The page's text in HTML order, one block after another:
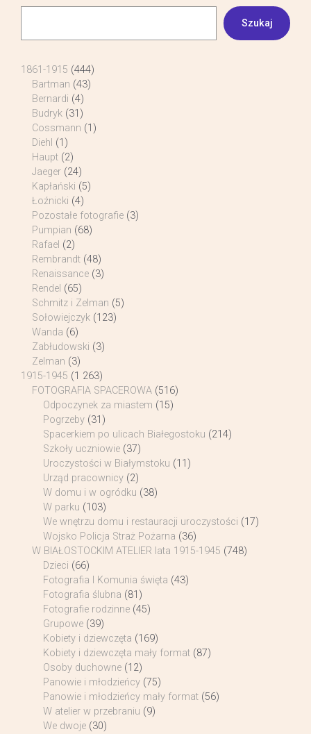
Szukaj
1861-1915 (444)
Bartman (43)
Bernardi (4)
Budryk (31)
Cossmann (1)
Diehl (1)
Haupt (2)
Jaeger (24)
Kapłański (5)
Łoźnicki (4)
Pozostałe fotografie (3)
Pumpian (68)
Rafael (2)
Rembrandt (48)
Renaissance (3)
Rendel (65)
Schmitz i Zelman (5)
Sołowiejczyk (123)
Wanda (6)
Zabłudowski (3)
Zelman (3)
1915-1945 (1 263)
FOTOGRAFIA SPACEROWA (516)
Odpoczynek za miastem (15)
Pogrzeby (31)
Spacerkiem po ulicach Białegostoku (214)
Szkoły uczniowie (37)
Uroczystości w Białymstoku (11)
Urząd pracownicy (2)
W domu i w ogródku (38)
W parku (103)
We wnętrzu domu i restauracji uroczystości (17)
Wojsko Policja Straż Pożarna (36)
W BIAŁOSTOCKIM ATELIER lata 1915-1945 (748)
Dzieci (66)
Fotografia I Komunia święta (43)
Fotografia ślubna (81)
Fotografie rodzinne (45)
Grupowe (39)
Kobiety i dziewczęta (169)
Kobiety i dziewczęta mały format (87)
Osoby duchowne (12)
Panowie i młodzieńcy (75)
Panowie i młodzieńcy mały format (56)
W atelier w przebraniu (9)
We dwoje (30)